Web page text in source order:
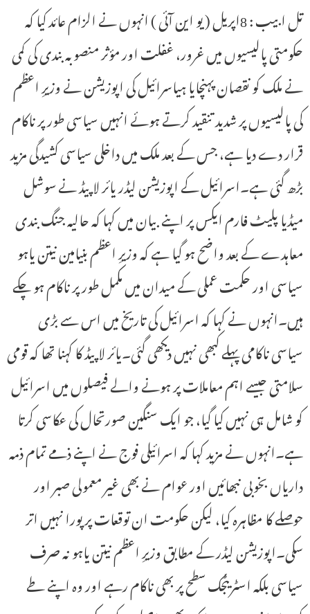
تل ابیب : 8اپریل ( یو این آئی ) انہوں نے الزام عائد کیا کہ
حکومتی پالیسیوں میں غرور، غفلت اور مؤثر منصوبہ بندی کی کمی
نے ملک کو نقصان پہنچایا ہیاسرائیل کی اپوزیشن نے وزیرِ اعظم
کی پالیسیوں پر شدید تنقید کرتے ہوئے انہیں سیاسی طور پر ناکام
قرار دے دیا ہے، جس کے بعد ملک میں داخلی سیاسی کشیدگی مزید
بڑھ گئی ہے۔اسرائیل کے اپوزیشن لیڈر یائر لاپیڈ نے سوشل
میڈیا پلیٹ فارم ایکس پر اپنے بیان میں کہا کہ حالیہ جنگ بندی
معاہدے کے بعد واضح ہو گیا ہے کہ وزیرِ اعظم بنیامین نیتن یاہو
سیاسی اور حکمت عملی کے میدان میں مکمل طور پر ناکام ہو چکے
ہیں۔انہوں نے کہا کہ اسرائیل کی تاریخ میں اس سے بڑی
سیاسی ناکامی پہلے کبھی نہیں دیکھی گئی۔یائر لاپیڈ کا کہنا تھا کہ قومی
سلامتی جیسے اہم معاملات پر ہونے والے فیصلوں میں اسرائیل
کو شامل ہی نہیں کیا گیا، جو ایک سنگین صورتحال کی عکاسی کرتا
ہے۔انہوں نے مزید کہا کہ اسرائیلی فوج نے اپنے ذمے تمام ذمہ
داریاں بخوبی نبھائیں اور عوام نے بھی غیر معمولی صبر اور
حوصلے کا مظاہرہ کیا، لیکن حکومت ان توقعات پر پورا نہیں اتر
سکی۔اپوزیشن لیڈر کے مطابق وزیرِ اعظم نیتن یاہو نہ صرف
سیاسی بلکہ اسٹریٹجک سطح پر بھی ناکام رہے اور وہ اپنے طے